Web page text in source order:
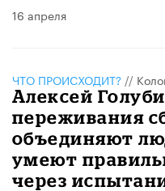
16 апреля
ЧТО ПРОИСХОДИТ? //
Алексей
переживания
объединяют
умеют
через